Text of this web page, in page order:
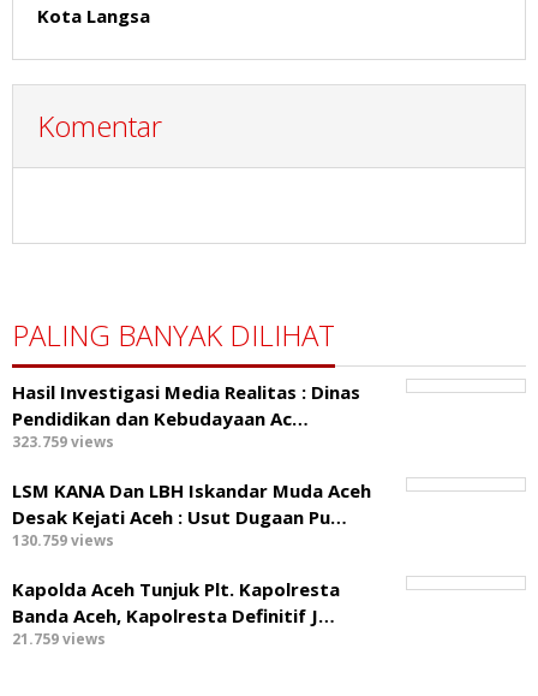
Komentar
PALING BANYAK DILIHAT
Hasil Investigasi Media Realitas : ‎Dinas
Pendidikan dan Kebudayaan Ac…
323.759 views
LSM KANA Dan LBH Iskandar Muda Aceh
Desak Kejati Aceh : Usut Dugaan Pu…
130.759 views
Kapolda Aceh Tunjuk Plt. Kapolresta
Banda Aceh, Kapolresta Definitif J…
21.759 views